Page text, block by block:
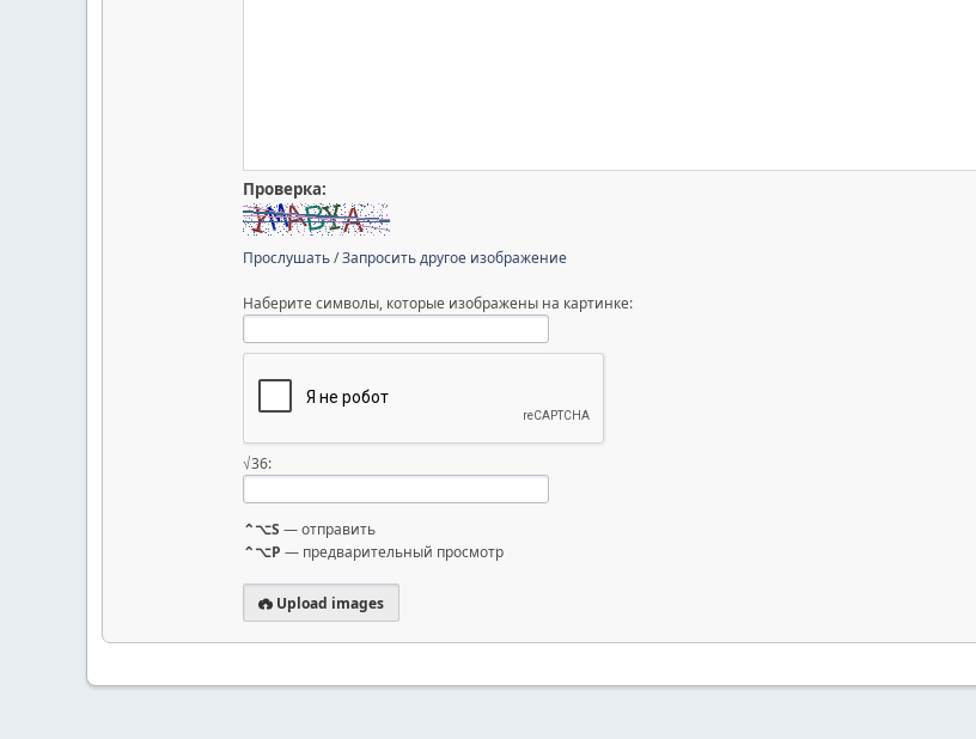
Проверка:
Прослушать/Запросить другое изображение
Наберите символы, которые изображены на картинке:
√36:
⌃⌥S — отправить
⌃⌥P — предварительный просмотр
Upload images